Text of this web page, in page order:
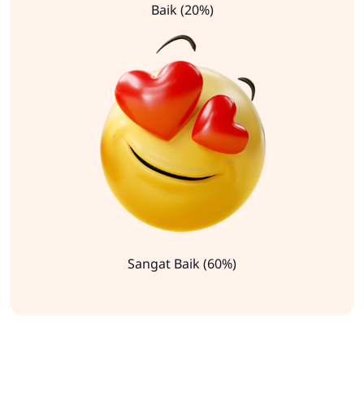
Baik (20%)
Sangat Baik (60%)